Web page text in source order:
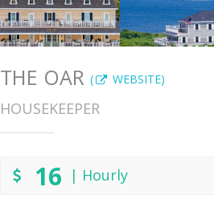
THE OAR ( WEBSITE)
HOUSEKEEPER
16 | Hourly